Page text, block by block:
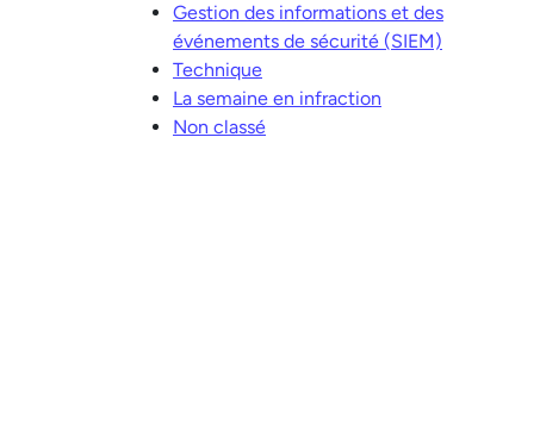
Gestion des informations et des
événements de sécurité (SIEM)
Technique
La semaine en infraction
Non classé